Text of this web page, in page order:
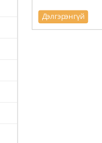
Дэлгэрэнгүй